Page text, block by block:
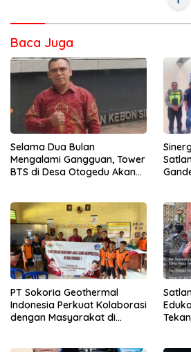
Baca Juga
Selama Dua Bulan
Mengalami Gangguan, Tower
BTS di Desa Otogedu Akan
PT Sokoria Geothermal
Indonesia Perkuat Kolaborasi
dengan Masyarakat di